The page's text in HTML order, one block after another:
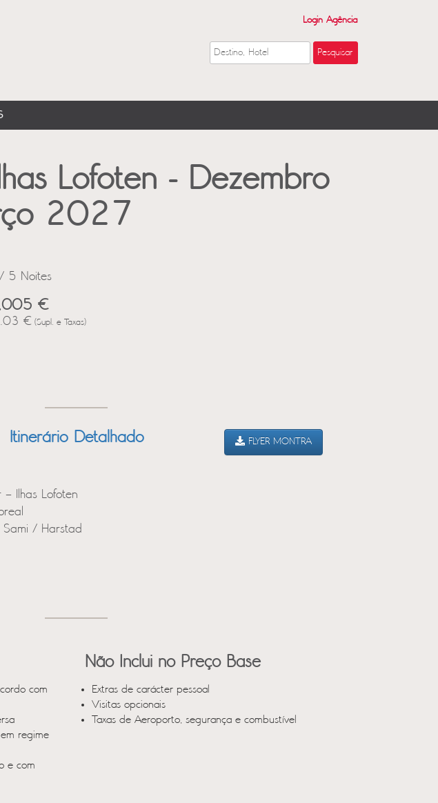
Login Agência
Lofoten - Dezembro
2027
5 Noites
€
€ (Supl. e Taxas)
Itinerário Detalhado FLYER MONTRA
Ilhas Lofoten
/ Harstad
com
regime
e com
Não Inclui no Preço Base
Extras de carácter pessoal
Visitas opcionais
Taxas de Aeroporto, segurança e combustível